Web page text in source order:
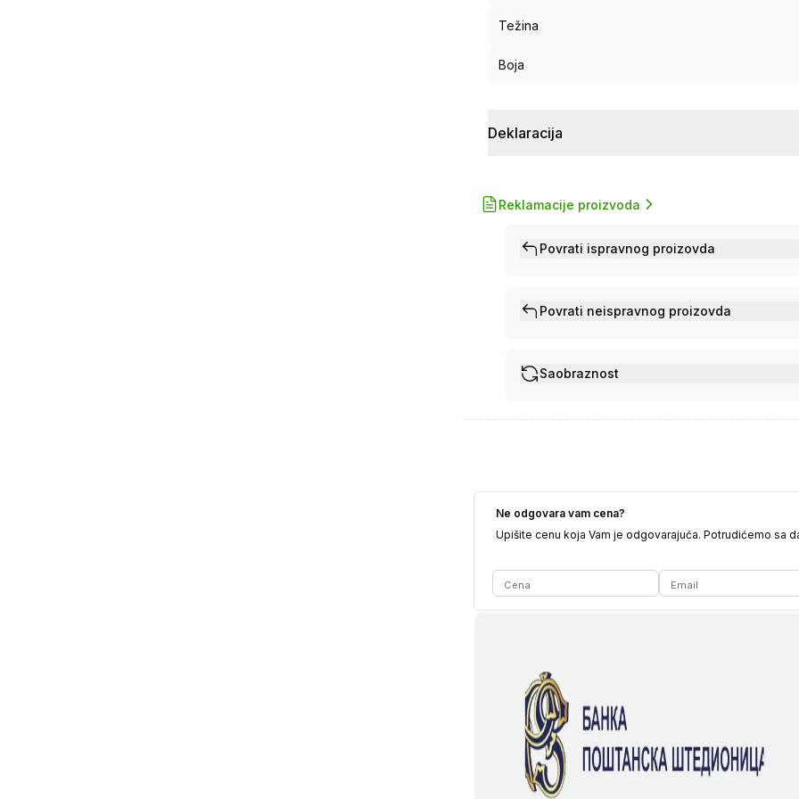
Težina
Boja
Deklaracija
Reklamacije proizvoda
Povrati ispravnog proizovda
Povrati neispravnog proizovda
Saobraznost
Ne odgovara vam cena?
Upišite cenu koja Vam je odgovarajuća. Potrudićemo sa